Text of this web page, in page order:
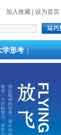
加入收藏| 设为首页|
学形考 |